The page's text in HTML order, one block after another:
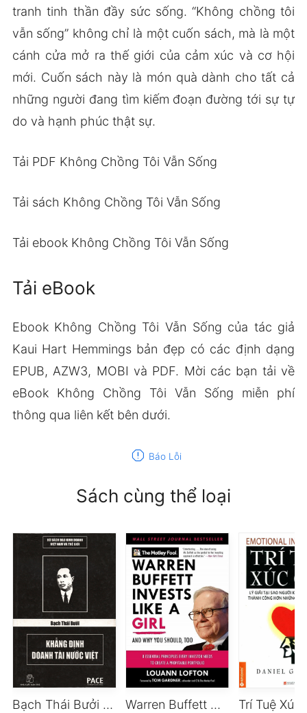
tranh tinh thần đầy sức sống. “Không chồng tôi
vẫn sống” không chỉ là một cuốn sách, mà là một
cánh cửa mở ra thế giới của cảm xúc và cơ hội
mới. Cuốn sách này là món quà dành cho tất cả
những người đang tìm kiếm đoạn đường tới sự tự
do và hạnh phúc thật sự.
Tải PDF Không Chồng Tôi Vẫn Sống
Tải sách Không Chồng Tôi Vẫn Sống
Tải ebook Không Chồng Tôi Vẫn Sống
Tải eBook
Ebook Không Chồng Tôi Vẫn Sống của tác giả
Kaui Hart Hemmings bản đẹp có các định dạng
EPUB, AZW3, MOBI và PDF. Mời các bạn tải về
eBook Không Chồng Tôi Vẫn Sống miễn phí
thông qua liên kết bên dưới.
report Báo Lỗi
Sách cùng thể loại
Bạch Thái Bưởi – Khẳng định doanh tài nước Việt Warren Buffett Đầu Tư Như Một Cô Gái Trí Tuệ Xúc